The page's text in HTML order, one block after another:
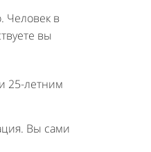
Человек в
вы
25-летним
Вы сами